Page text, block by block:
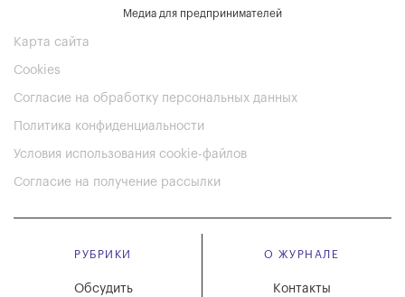
Медиа для предпринимателей
Карта сайта
Cookies
Согласие на обработку персональных данных
Политика конфиденциальности
Условия использования cookie-файлов
Согласие на получение рассылки
РУБРИКИ
Обсудить
О ЖУРНАЛЕ
Контакты